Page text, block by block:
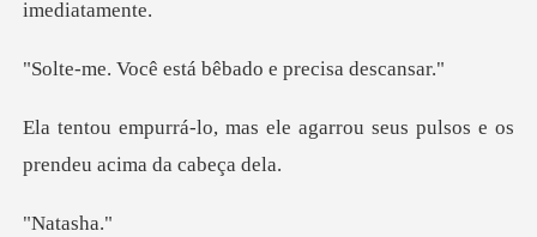
está bêbado e pr
le agarrou seus pulsos e os
tas